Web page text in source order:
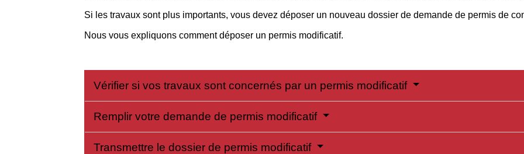
Si les travaux sont plus importants, vous devez déposer un nouveau dossier de demande de permis de
Nous vous expliquons comment déposer un permis modificatif.
Vérifier si vos travaux sont concernés par un permis modificatif
Remplir votre demande de permis modificatif
Transmettre le dossier de permis modificatif